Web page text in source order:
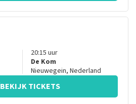
20:15 uur
De Kom
Nieuwegein, Nederland
BEKIJK TICKETS